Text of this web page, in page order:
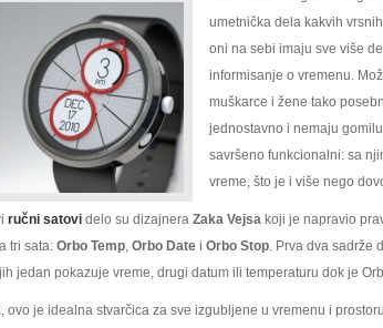
umetnička dela kakvih
oni na sebi imaju sve više
informisanje o vremenu.
muškarce i žene tako
jednostavno i nemaju
savršeno funkcionalni: sa
vreme, što je i više nego
ručni satovi delo su dizajnera Zaka Vejsa koji je napravio
tri sata: Orbo Temp, Orbo Date i Orbo Stop. Prva dva sadrže
jedan pokazuje vreme, drugi datum ili temperaturu dok je
ovo je idealna stvarčica za sve izgubljene u vremenu i